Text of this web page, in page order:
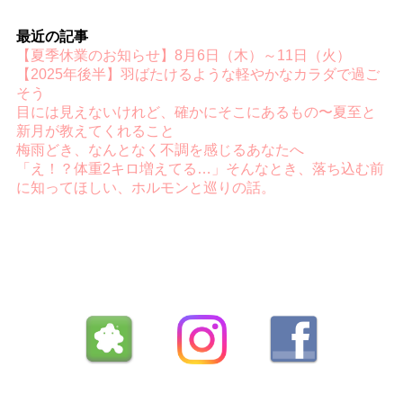
最近の記事
【夏季休業のお知らせ】8月6日（木）～11日（火）
【2025年後半】羽ばたけるような軽やかなカラダで過ご
そう
目には見えないけれど、確かにそこにあるもの〜夏至と
新月が教えてくれること
梅雨どき、なんとなく不調を感じるあなたへ
「え！？体重2キロ増えてる…」そんなとき、落ち込む前
に知ってほしい、ホルモンと巡りの話。